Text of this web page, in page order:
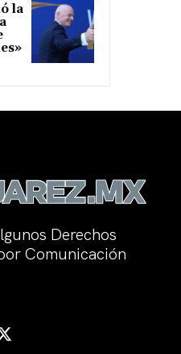
la
Derechos
Comunicación